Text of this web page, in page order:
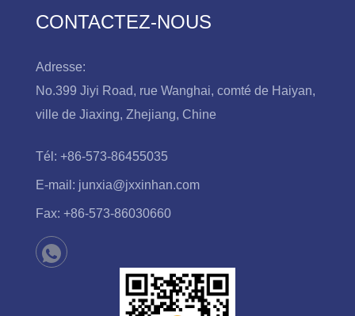
CONTACTEZ-NOUS
Adresse:
No.399 Jiyi Road, rue Wanghai, comté de Haiyan,
ville de Jiaxing, Zhejiang, Chine
Tél: +86-573-86455035
E-mail: junxia@jxxinhan.com
Fax: +86-573-86030660